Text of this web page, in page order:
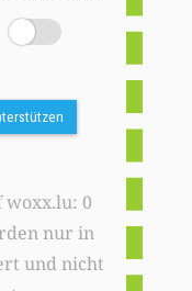
0
nur in
und nicht